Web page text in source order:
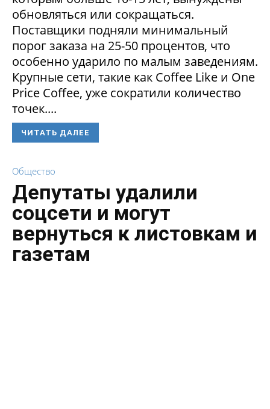
обновляться или сокращаться.
Поставщики подняли минимальный
порог заказа на 25-50 процентов, что
особенно ударило по малым заведениям.
Крупные сети, такие как Coffee Like и One
Price Coffee, уже сократили количество
точек....
ЧИТАТЬ ДАЛЕЕ
Общество
Депутаты удалили
соцсети и могут
вернуться к листовкам и
газетам